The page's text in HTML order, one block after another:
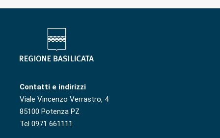
Contatti e indirizzi
Viale Vincenzo Verrastro, 4
85100 Potenza PZ
Tel 0971 661111